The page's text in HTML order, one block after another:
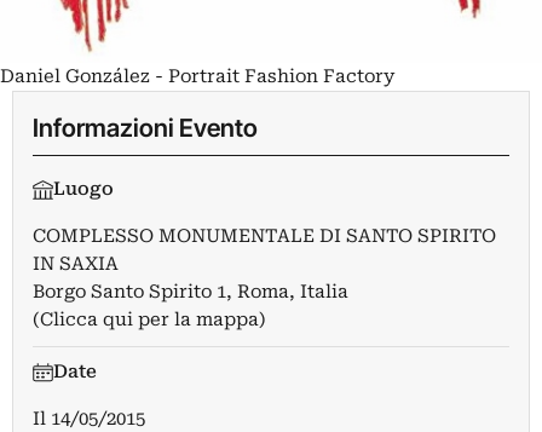
Daniel González - Portrait Fashion Factory
Informazioni Evento
Luogo
COMPLESSO MONUMENTALE DI SANTO SPIRITO
IN SAXIA
Borgo Santo Spirito 1, Roma, Italia
(Clicca qui per la mappa)
Date
Il 14/05/2015